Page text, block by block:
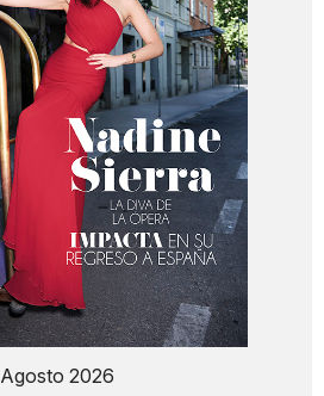
Agosto 2026